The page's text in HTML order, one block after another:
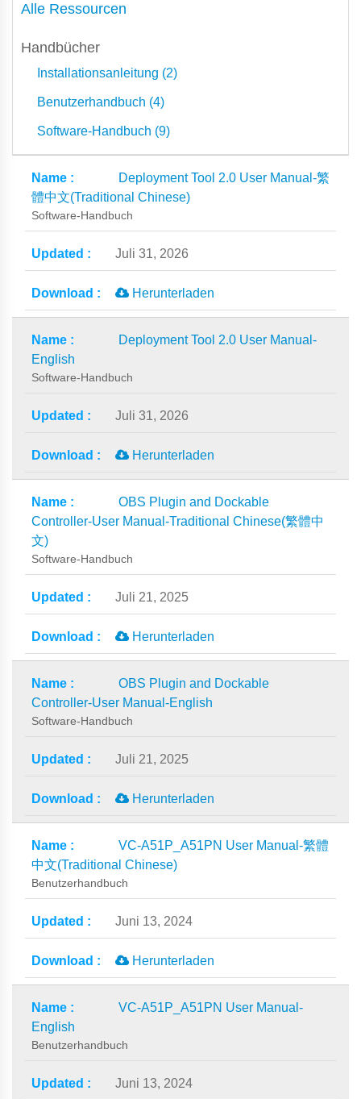
Alle Ressourcen
Handbücher
Installationsanleitung (2)
Benutzerhandbuch (4)
Software-Handbuch (9)
Deployment Tool 2.0 User Manual-繁
體中文(Traditional Chinese)
Software-Handbuch
Juli 31, 2026
Herunterladen
Deployment Tool 2.0 User Manual-
English
Software-Handbuch
Juli 31, 2026
Herunterladen
OBS Plugin and Dockable
Controller-User Manual-Traditional Chinese(繁體中
文)
Software-Handbuch
Juli 21, 2025
Herunterladen
OBS Plugin and Dockable
Controller-User Manual-English
Software-Handbuch
Juli 21, 2025
Herunterladen
VC-A51P_A51PN User Manual-繁體
中文(Traditional Chinese)
Benutzerhandbuch
Juni 13, 2024
Herunterladen
VC-A51P_A51PN User Manual-
English
Benutzerhandbuch
Juni 13, 2024